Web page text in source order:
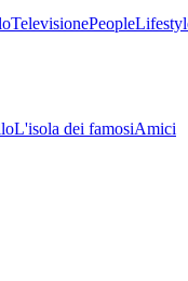
TelevisionePeople
L'isola dei famosiAmici